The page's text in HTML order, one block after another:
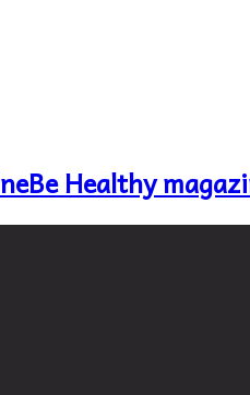
Be Healthy